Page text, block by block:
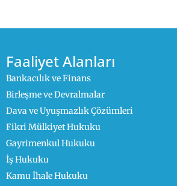
Faaliyet Alanları
Bankacılık ve Finans
Birleşme ve Devralmalar
Dava ve Uyuşmazlık Çözümleri
Fikri Mülkiyet Hukuku
Gayrimenkul Hukuku
İş Hukuku
Kamu İhale Hukuku